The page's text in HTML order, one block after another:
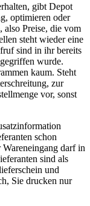
gibt Depot
optimieren oder
also Preise, die vom
steht wieder eine
sind in ihr bereits
wurde.
kaum. Steht
zur
vor, sonst
schon
darf in
sind als
und
Sie drucken nur